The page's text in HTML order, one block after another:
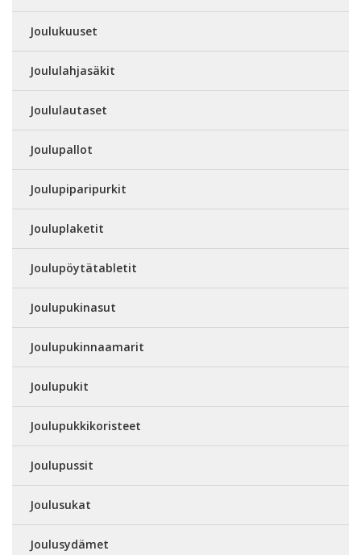
Joulukuuset
Joululahjasäkit
Joululautaset
Joulupallot
Joulupiparipurkit
Jouluplaketit
Joulupöytätabletit
Joulupukinasut
Joulupukinnaamarit
Joulupukit
Joulupukkikoristeet
Joulupussit
Joulusukat
Joulusydämet